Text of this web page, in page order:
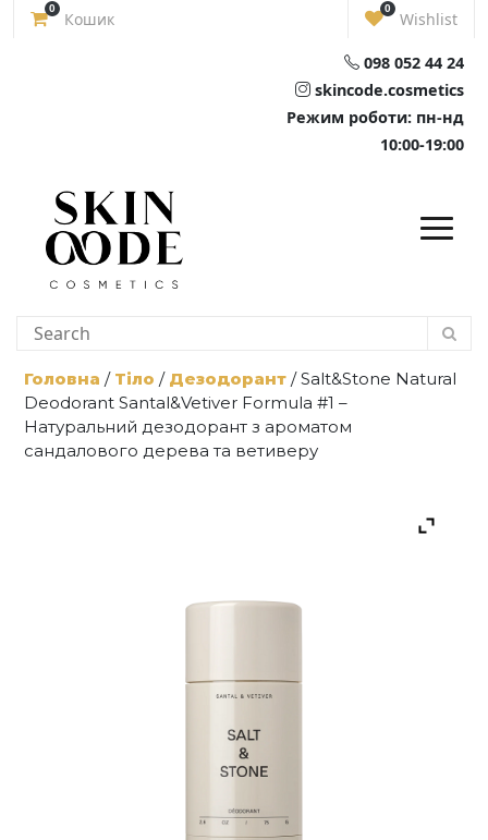
Skip
0
Кошик
0
Wishlist
098 052 44 24
skincode.cosmetics
Режим роботи: пн-нд
10:00-19:00
Головна / Тіло / Дезодорант / Salt&Stone Natural
Deodorant Santal&Vetiver Formula #1 –
Натуральний дезодорант з ароматом
сандалового дерева та ветиверу